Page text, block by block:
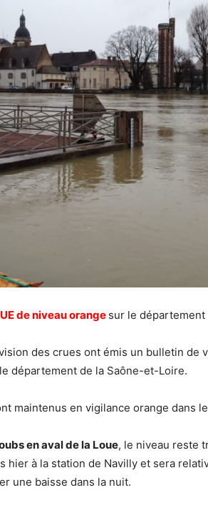
de niveau orange sur le
des crues ont émis un bulletin de
département de la Saône-et-Loire.
maintenus en vigilance orange dans
en aval de la Loue, le niveau reste
hier à la station de Navilly et sera
une baisse dans la nuit.